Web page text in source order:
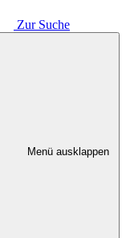
Zur Suche
Menü ausklappen